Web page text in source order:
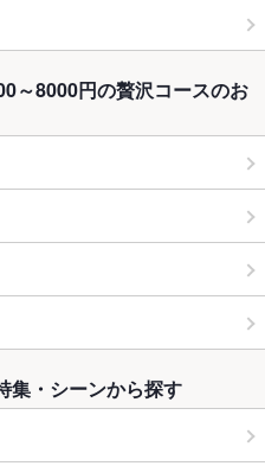
～8000円の贅沢コースのお
集・シーンから探す